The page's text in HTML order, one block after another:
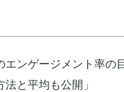
エンゲージメント率の
法と平均も公開 」